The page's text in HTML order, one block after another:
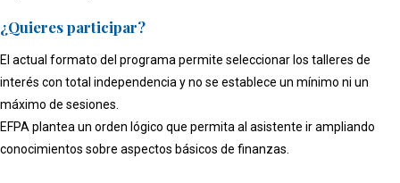
¿Quieres participar?
El actual formato del programa permite seleccionar los talleres de
interés con total independencia y no se establece un mínimo ni un
máximo de sesiones.
EFPA plantea un orden lógico que permita al asistente ir ampliando
conocimientos sobre aspectos básicos de finanzas.